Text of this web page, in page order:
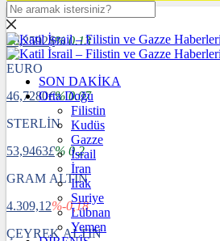
DOLAR
40,2592$% 0.13
EURO
46,7280€% 0.07
STERLİN
53,9463£% 0.2
GRAM ALTIN
4.309,12%-0,18
ÇEYREK ALTIN
SON DAKİKA
Orta Doğu
Filistin
Kudüs
Gazze
İsrail
İran
Irak
Suriye
Lübnan
Yemen